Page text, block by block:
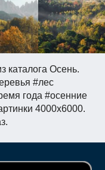
каталога Осень.
#лес
года #осенние
4000x6000.